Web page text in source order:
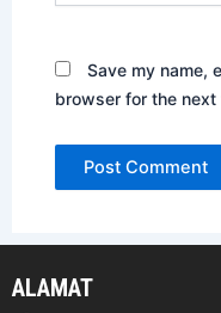
Save my name,
browser for the next
ALAMAT